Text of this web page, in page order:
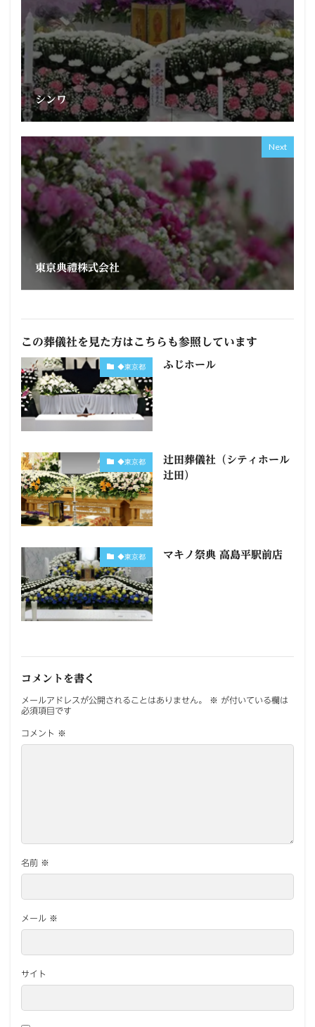
シンワ
Next
東京典禮株式会社
この葬儀社を見た方はこちらも参照しています
◆東京都 ふじホール
◆東京都
辻田葬儀社（シティホール
辻田）
◆東京都 マキノ祭典 高島平駅前店
コメントを書く
メールアドレスが公開されることはありません。 ※ が付いている欄は
必須項目です
コメント ※
名前 ※
メール ※
サイト